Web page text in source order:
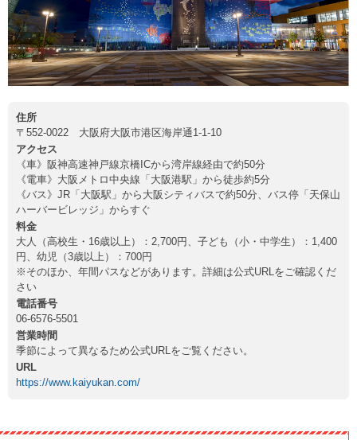
住所
〒552-0022 大阪府大阪市港区海岸通1-1-10
アクセス
《車》阪神高速神戸線京橋ICから湾岸線経由で約50分
《電車》大阪メトロ中央線「大阪港駅」から徒歩約5分
《バス》JR「大阪駅」から大阪シティバスで約50分、バス停「天保山
ハーバービレッジ」からすぐ
料金
大人（高校生・16歳以上）：2,700円、子ども（小・中学生）：1,400
円、幼児（3歳以上）：700円
※そのほか、年間パスなどがあります。詳細は公式URLをご確認くだ
さい
電話番号
06-6576-5501
営業時間
季節によって異なるため公式URLをご覧ください。
URL
https://www.kaiyukan.com/